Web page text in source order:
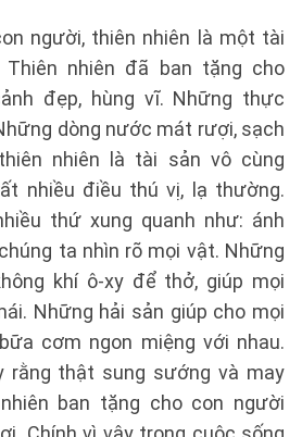
người, thiên nhiên là một tài
nhiên đã ban tặng cho
đẹp, hùng vĩ. Những thực
dòng nước mát rượi, sạch
nhiên là tài sản vô cùng
nhiều điều thú vị, lạ thường.
thứ xung quanh như: ánh
ta nhìn rõ mọi vật. Những
khí ô-xy để thở, giúp mọi
Những hải sản giúp cho mọi
cơm ngon miệng với nhau.
rằng thật sung sướng và may
ban tặng cho con người